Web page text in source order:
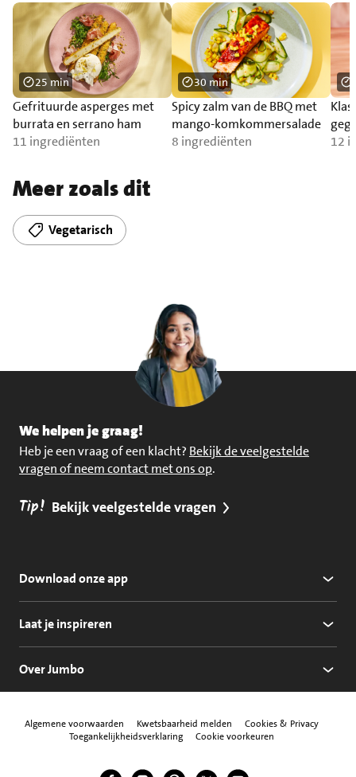
Gefrituurde asperges met
burrata en serrano ham
11 ingrediënten
25 min
Spicy zalm van de BBQ met
mango-komkommersalade
8 ingrediënten
30 min
12
Meer zoals dit
Vegetarisch
We helpen je graag!
Heb je een vraag of een klacht? Bekijk de veelgestelde
vragen of neem contact met ons op.
Tip! Bekijk veelgestelde vragen
Download onze app
Laat je inspireren
Over Jumbo
Algemene voorwaarden Kwetsbaarheid melden
Cookies & Privacy
Toegankelijkheidsverklaring
Cookie voorkeuren